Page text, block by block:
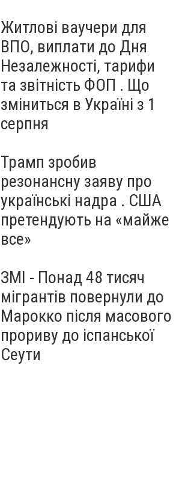
Житлові ваучери для
ВПО, виплати до Дня
Незалежності, тарифи
та звітність ФОП . Що
зміниться в Україні з 1
серпня
Трамп зробив
резонансну заяву про
українські надра . США
претендують на «майже
все»
ЗМІ - Понад 48 тисяч
мігрантів повернули до
Марокко після масового
прориву до іспанської
Сеути